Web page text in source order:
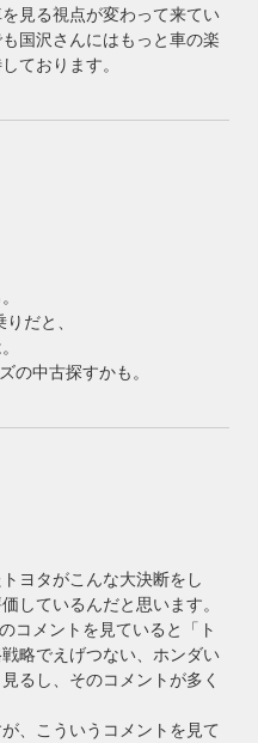
見る視点が変わって来てい
国沢さんにはもっと車の楽
ております。
だと、
の中古探すかも。
ヨタがこんな大決断をし
しているんだと思います。
コメントを見ていると「ト
略でえげつない、ホンダい
るし、そのコメントが多く
、こういうコメントを見て